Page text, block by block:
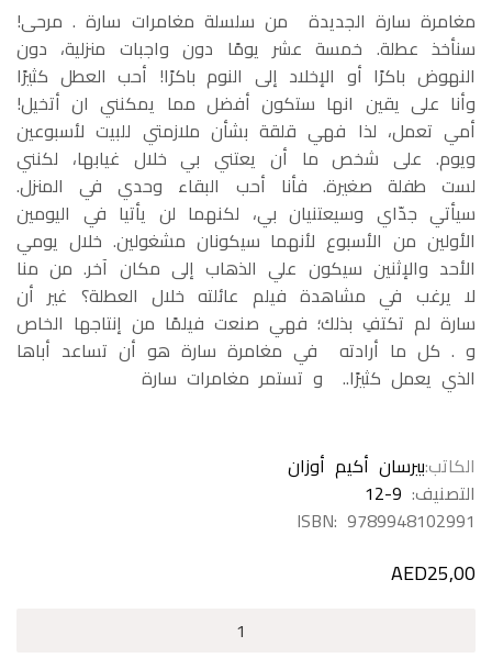
مغامرة سارة الجديدة من سلسلة مغامرات سارة . مرحى!
سنأخذ عطلة. خمسة عشر يومًا دون واجبات منزلية، دون
النهوض باكرًا أو الإخلاد إلى النوم باكرًا! أحب العطل كثيرًا
وأنا على يقين انها ستكون أفضل مما يمكنني ان أتخيل!
أمي تعمل، لذا فهي قلقة بشأن ملازمتي للبيت لأسبوعين
ويوم. على شخص ما أن يعتني بي خلال غيابها، لكنني
لست طفلة صغيرة. فأنا أحب البقاء وحدي في المنزل.
سيأتي جدّاي وسيعتنيان بي، لكنهما لن يأتيا في اليومين
الأولين من الأسبوع لأنهما سيكونان مشغولين. خلال يومي
الأحد والإثنين سيكون علي الذهاب إلى مكان آخر. من منا
لا يرغب في مشاهدة فيلم عائلته خلال العطلة؟ غير أن
سارة لم تكتفِ بذلك؛ فهي صنعت فيلمًا من إنتاجها الخاص
و . كل ما أرادته في مغامرة سارة هو أن تساعد أباها
الذي يعمل كثيرًا.. و تستمر مغامرات سارة
الكاتببيرسان أكيم أوزان
التصنيف: 12-9
ISBN: 9789948102991
AED25,00